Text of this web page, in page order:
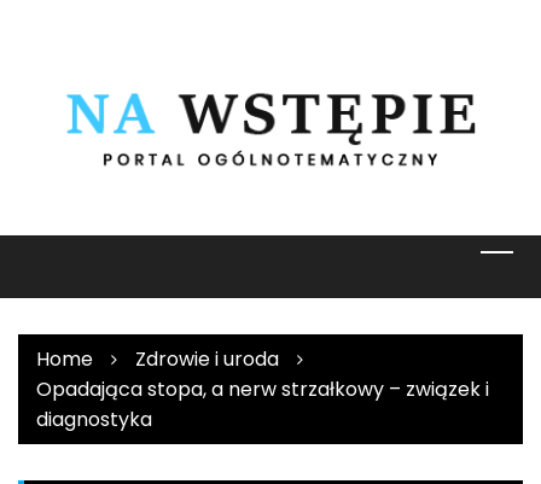
Home
Zdrowie i uroda
Opadająca stopa, a nerw strzałkowy – związek i
diagnostyka